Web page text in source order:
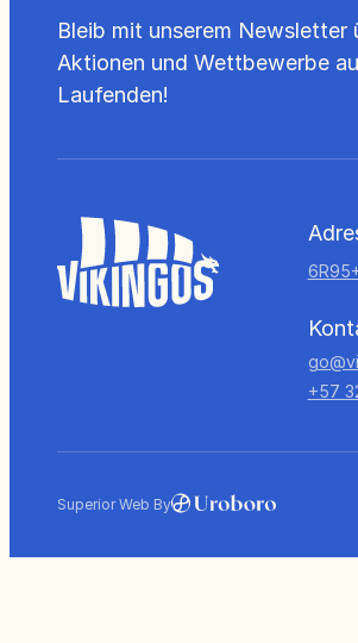
Bleib mit unserem Newsletter
Aktionen und Wettbewerbe
Laufenden!
+57
Superior Web By